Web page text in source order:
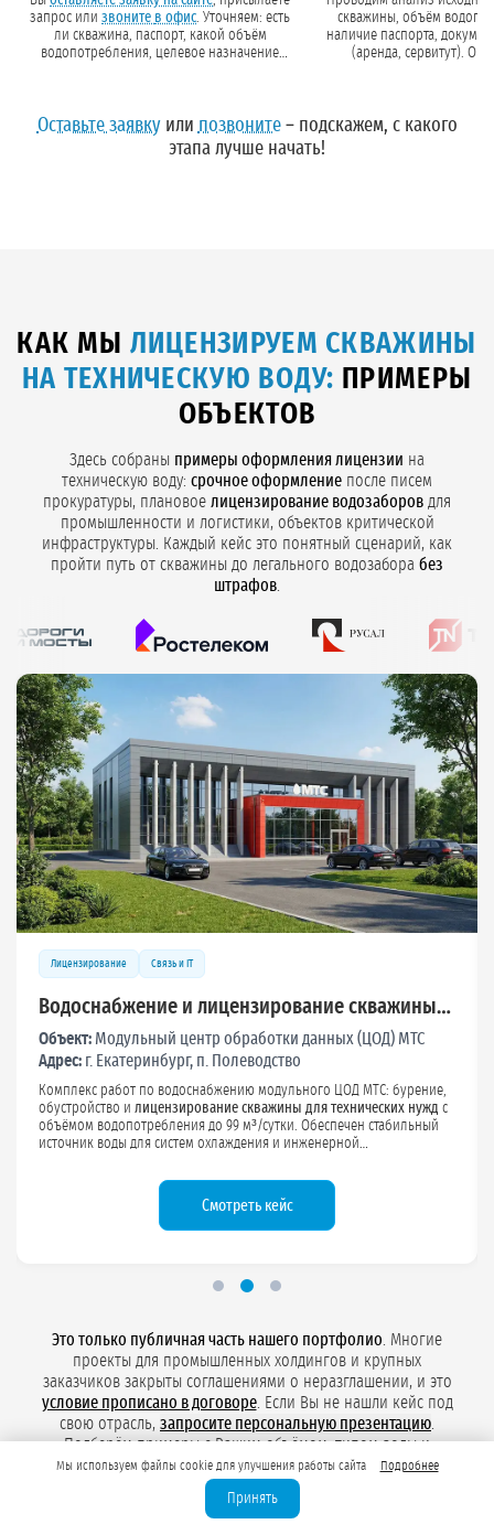
запрос или
звоните в офис. Уточняем: есть
ли скважина, паспорт, какой объём
водопотребления, целевое назначение
скважины, объём
наличие паспорта, документы
(аренда, сервитут).
Оставьте заявкуили позвоните– подскажем, с какого
этапа лучше начать!
КАК МЫ ЛИЦЕНЗИРУЕМ СКВАЖИНЫ
НА ТЕХНИЧЕСКУЮ ВОДУ: ПРИМЕРЫ
ОБЪЕКТОВ
Здесь собраны примеры оформления лицензии на
техническую воду: срочное оформление после писем
прокуратуры, плановое лицензирование водозаборов для
промышленности и логистики, объектов критической
инфраструктуры. Каждый кейс это понятный сценарий, как
пройти путь от скважины до легального водозабора без
штрафов
Лицензирование Связь и IT
Лицензия для ЛТЦ «Ростелеком» на
хозяйственно-бытовое и техническое
водоснабжение
Объект: Линейно-технический центр связи «Ростелеком»
Адрес: Московская область, Истринский район, д. Дарна
Оформлениелицензии на хозяйственно-бытовое и техническое
водоснабжение для ЛТЦ «Ростелеком». Мы подготовили и
согласовали пакет документов на использование подземных вод,
увязали условия лицензии с режимом работы объекта и
инфраструктуры отвечало нормативам и спокойно проходило
Что было сделано
Это только публичная часть нашего портфолио. Многие
проекты для промышленных холдингов и крупных
заказчиков закрыты соглашениями о неразглашении, и это
условие прописано в договоре. Если Вы не нашли кейс под
свою отрасль, запросите персональную презентацию.
Подберём примеры с Вашим объёмом, типом воды и
геологией.
Мы используем файлы cookie для улучшения работы сайта Подробнее
Принять